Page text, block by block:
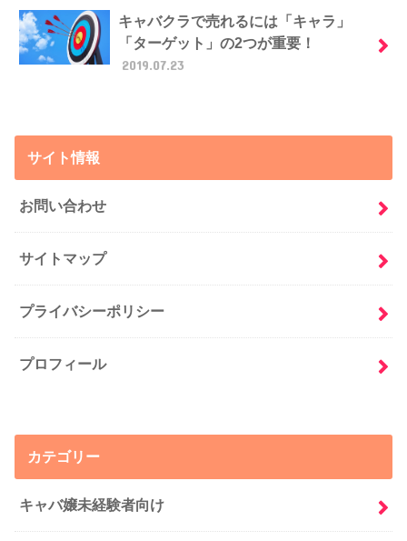
キャバクラで売れるには「キャラ」
「ターゲット」の2つが重要！
2019.07.23
サイト情報
お問い合わせ
サイトマップ
プライバシーポリシー
プロフィール
カテゴリー
キャバ嬢未経験者向け